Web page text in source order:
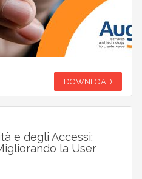
DOWNLOAD
e degli Accessi:
la User